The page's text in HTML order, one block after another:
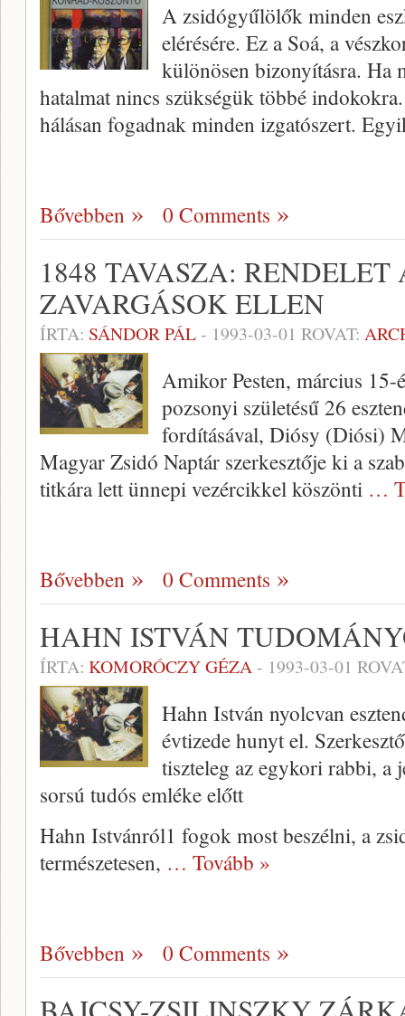
A zsidógyűlölők minden
elérésére. Ez a Soá, a
különösen bizonyításra. Ha
hatalmat nincs szükségük többé
hálásan fogadnak minden izgatószert.
Bővebben 0 Comments
1848 TAVASZA:
ZAVARGÁSOK ELLEN
ÍRTA: SÁNDOR PÁL- 1993-03-01 ROVAT:
Amikor Pesten, március
pozsonyi születésű 26
fordításával, Diósy (Diósi)
Magyar Zsidó Naptár szerkesztője ki a
titkára lett ünnepi vezércikkel köszönti …
Bővebben 0 Comments
HAHN ISTVÁN
ÍRTA: KOMORÓCZY GÉZA- 1993-03-01
Hahn István nyolcvan
évtizede hunyt el.
tiszteleg az egykori rabbi, a
sorsú tudós emléke előtt
Hahn Istvánról1 fogok most beszélni, a
természetesen, … Tovább »
Bővebben 0 Comments